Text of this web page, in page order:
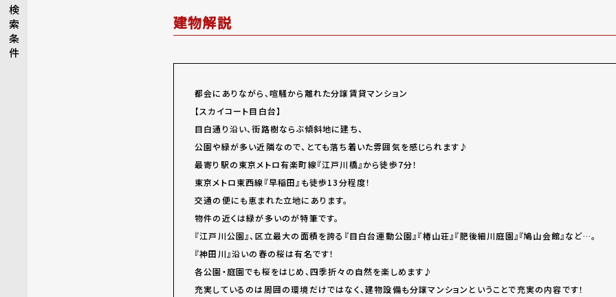
検
索
条
件
建物解説
都会にありながら、喧騒から離れた分譲賃貸マンション
【スカイコート目白台】
目白通り沿い、街路樹ならぶ傾斜地に建ち、
公園や緑が多い近隣なので、とても落ち着いた雰囲気を感じられます♪
最寄り駅の東京メトロ有楽町線『江戸川橋』から徒歩7分！
東京メトロ東西線『早稲田』も徒歩13分程度！
交通の便にも恵まれた立地にあります。
物件の近くは緑が多いのが特筆です。
『江戸川公園』、区立最大の面積を誇る『目白台運動公園』『椿山荘』『肥後細川庭園』『鳩山会館』など…。
『神田川』沿いの春の桜は有名です！
各公園・庭園でも桜をはじめ、四季折々の自然を楽しめます♪
充実しているのは周囲の環境だけではなく、建物設備も分譲マンションということで充実の内容です！